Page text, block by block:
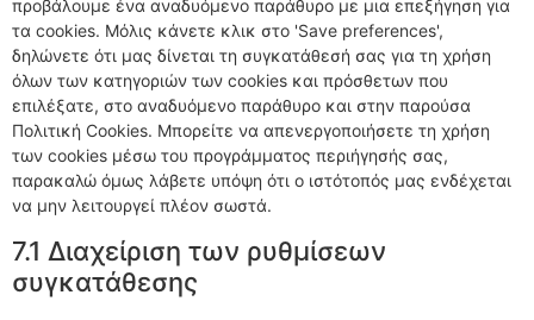
προβάλουμε ένα αναδυόμενο παράθυρο με μια επεξήγηση για
τα cookies. Μόλις κάνετε κλικ στο 'Save preferences',
δηλώνετε ότι μας δίνεται τη συγκατάθεσή σας για τη χρήση
όλων των κατηγοριών των cookies και πρόσθετων που
επιλέξατε, στο αναδυόμενο παράθυρο και στην παρούσα
Πολιτική Cookies. Μπορείτε να απενεργοποιήσετε τη χρήση
των cookies μέσω του προγράμματος περιήγησής σας,
παρακαλώ όμως λάβετε υπόψη ότι ο ιστότοπός μας ενδέχεται
να μην λειτουργεί πλέον σωστά.
7.1 Διαχείριση των ρυθμίσεων
συγκατάθεσης